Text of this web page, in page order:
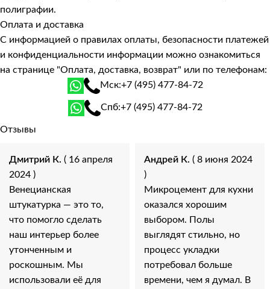
полиграфии.
Оплата и доставка
С информацией о правилах оплаты, безопасности платежей
и конфиденциальности информации можно ознакомиться
на странице "Оплата, доставка, возврат" или по телефонам:
Мск:+7 (495) 477-84-72
Спб:+7 (495) 477-84-72
Отзывы
Дмитрий К. ( 16 апреля
2024 )
Венецианская
штукатурка — это то,
что помогло сделать
наш интерьер более
утонченным и
роскошным. Мы
использовали её для
Андрей К. ( 8 июня 2024
)
Микроцемент для кухни
оказался хорошим
выбором. Полы
выглядят стильно, но
процесс укладки
потребовал больше
времени, чем я думал. В